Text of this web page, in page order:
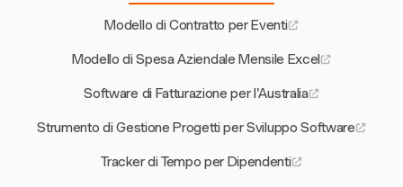
Modello di Contratto per Eventi
Modello di Spesa Aziendale Mensile Excel
Software di Fatturazione per l'Australia
Strumento di Gestione Progetti per Sviluppo Software
Tracker di Tempo per Dipendenti